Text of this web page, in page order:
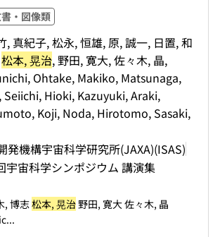
・図像類
, 真紀子, 松永, 恒雄, 原, 誠一, 日置, 和
松本, 晃治, 野田, 寛大, 佐々木, 晶,
Ohtake, Makiko, Matsunaga,
Seiichi, Hioki, Kazuyuki, Araki,
Koji, Noda, Hirotomo, Sasaki,
発機構宇宙科学研究所(JAXA)(ISAS)
宇宙科学シンポジウム 講演集
, 博志松本, 晃治野田, 寛大 佐々木, 晶